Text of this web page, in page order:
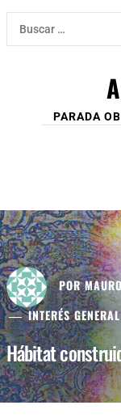
Ir
contenido
Buscar:
PARADA
POR
INTERÉS GENERAL
Hábitat